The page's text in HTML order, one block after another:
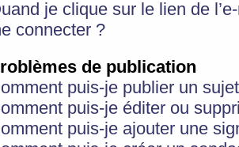
je clique sur le lien de
connecter ?
de publication
puis-je publier un
puis-je éditer ou
puis-je ajouter une